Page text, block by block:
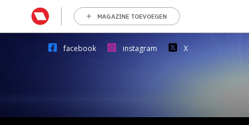
MAGAZINE TOEVOEGEN
facebook instagram X